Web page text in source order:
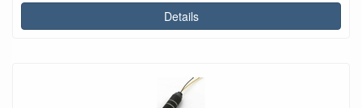
Details